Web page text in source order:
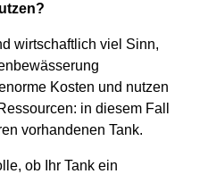
wirtschaftlich viel Sinn,
Kosten und nutzen
in diesem Fall
vorhandenen Tank.
ob Ihr Tank ein